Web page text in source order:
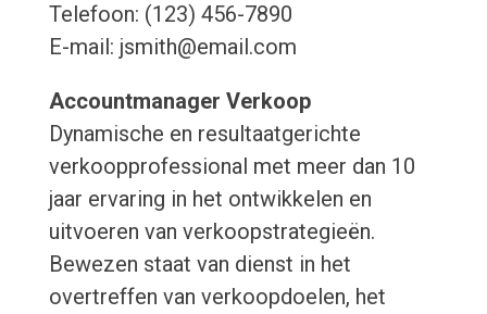
Telefoon: (123) 456-7890
E-mail: jsmith@email.com
Accountmanager Verkoop
Dynamische en resultaatgerichte
verkoopprofessional met meer dan 10
jaar ervaring in het ontwikkelen en
uitvoeren van verkoopstrategieën.
Bewezen staat van dienst in het
overtreffen van verkoopdoelen, het